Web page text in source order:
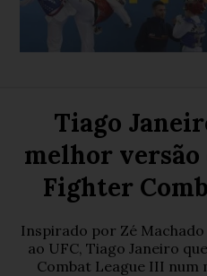
Tiago
melhor
Fighter
Inspirado por Zé
ao UFC, Tiago Janeiro
Combat League III num